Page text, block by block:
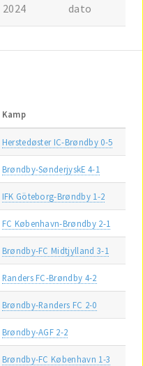
2024
dato
Kamp
Herstedøster IC-Brøndby 0-5
Brøndby-SønderjyskE 4-1
IFK Göteborg-Brøndby 1-2
FC København-Brøndby 2-1
Brøndby-FC Midtjylland 3-1
Randers FC-Brøndby 4-2
Brøndby-Randers FC 2-0
Brøndby-AGF 2-2
Brøndby-FC København 1-3